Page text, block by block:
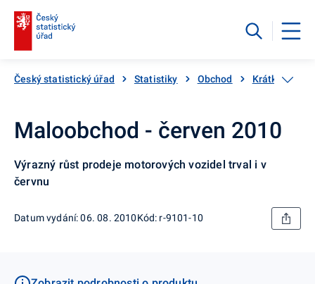
Český statistický úřad Statistiky Obchod Krátkodobé
Maloobchod - červen 2010
Výrazný růst prodeje motorových vozidel trval i v
červnu
Datum vydání: 06. 08. 2010Kód: r-9101-10